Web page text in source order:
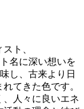
ト、
名に深い想いを
し、古来より日
てきた色です。
人々に良いエネ